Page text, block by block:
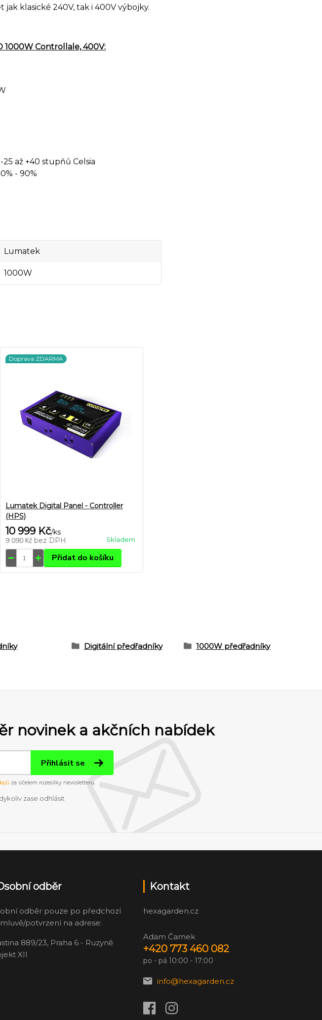
klasické 240V, tak i 400V výbojky.
Controllale, 400V:
až +40 stupňů Celsia
- 90%
Lumatek
1000W
Doprava ZDARMA
Lumatek Digital Panel - Controller
(HPS)
10 999 Kč/ks
9 090 Kč bez DPH Skladem
Přidat do košíku
Digitální předřadníky 1000W předřadníky
novinek a akčních nabídek
Přihlásit se
za účelem rozesílky newsletteru.
zase odhlásit
odběr
odběr pouze po předchozí
potvrzení na adrese:
889/23, Praha 6 - Ruzyně
XII
Kontakt
hexagarden.cz
Adam Čamek
+420 773 460 082
po - pá 10:00 - 17:00
info@hexagarden.cz